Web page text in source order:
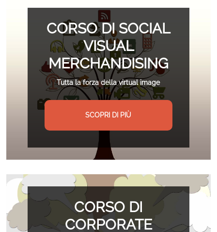
CORSO DI SOCIAL
VISUAL
MERCHANDISING
Tutta la forza della virtual image
SCOPRI DI PIÙ
CORSO DI
CORPORATE